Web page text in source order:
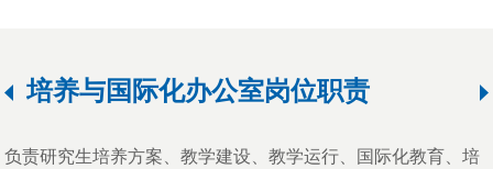
培养与国际化办公室岗位职责
负责研究生培养方案、教学建设、教学运行、国际化教育、培